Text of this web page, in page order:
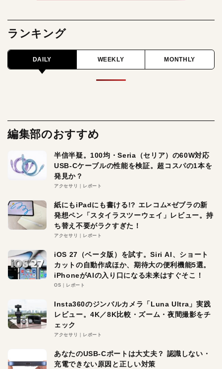
ランキング
DAILY WEEKLY MONTHLY
編集部のおすすめ
半信半疑。100均・Seria（セリア）の60W対応
USB-Cケーブルの性能を検証。超コスパの1本を
発見か？
アクセサリ レポート
紙にもiPadにも書ける!? エレコム×ゼブラの新
発想ペン「スタイラスツーウェイ」レビュー。持
ち替え不要がラクすぎた！
アクセサリ レポート
iOS 27（ベータ版）を試す。Siri AI、ショート
カットの自動作成ほか、期待大の便利機能5選。
iPhoneがAIの入り口になる未来はすぐそこ！
OS レポート
Insta360のジンバルカメラ「Luna Ultra」実践
レビュー。4K／8K比較・ズーム・夜間撮影をチ
ェック
アクセサリ レポート
あなたのUSB-Cポートは大丈夫？ 認識しない・
充電できない原因と正しい対策